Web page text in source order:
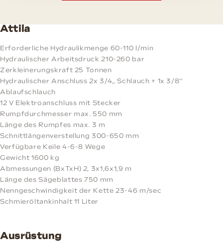
Attila
Erforderliche Hydraulikmenge 60-110 l/min
Hydraulischer Arbeitsdruck 210-260 bar
Zerkleinerungskraft 25 Tonnen
Hydraulischer Anschluss 2x 3/4„ Schlauch + 1x 3/8“
Ablaufschlauch
12 V Elektroanschluss mit Stecker
Rumpfdurchmesser max. 550 mm
Länge des Rumpfes max. 3 m
Schnittlängenverstellung 300-650 mm
Verfügbare Keile 4-6-8 Wege
Gewicht 1600 kg
Abmessungen (BxTxH) 2, 3x1,6x1,9 m
Länge des Sägeblattes 750 mm
Nenngeschwindigkeit der Kette 23-46 m/sec
Schmieröltankinhalt 11 Liter
Ausrüstung